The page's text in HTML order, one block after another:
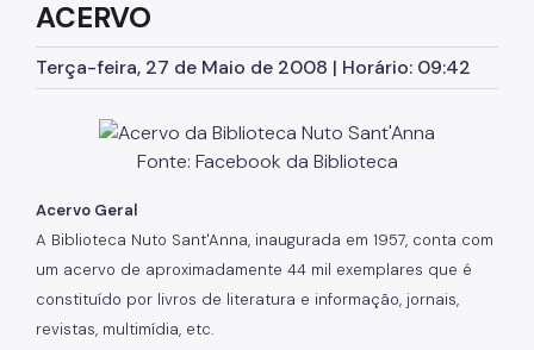
ACERVO
Terça-feira, 27 de Maio de 2008 | Horário: 09:42
Fonte: Facebook da Biblioteca
Acervo Geral
A Biblioteca Nuto Sant'Anna, inaugurada em 1957, conta com
um acervo de aproximadamente 44 mil exemplares que é
constituído por livros de literatura e informação, jornais,
revistas, multimídia, etc.